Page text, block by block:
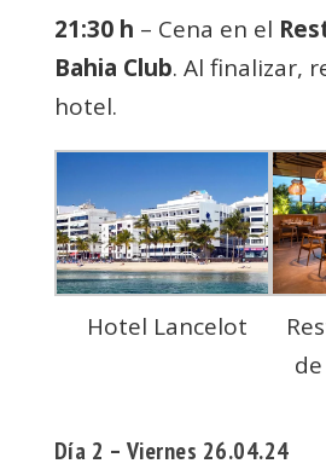
21:30 h – Cena en el
Bahia Club. Al finalizar,
hotel.
Hotel Lancelot
Día 2 – Viernes 26.04.24